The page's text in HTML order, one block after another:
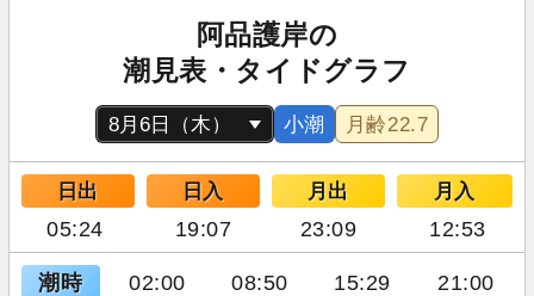
阿品護岸の
潮見表・タイドグラフ
小潮 月齢22.7
日出 日入 月出 月入
05:24 19:07 23:09 12:53
潮時 02:00 08:50 15:29 21:00